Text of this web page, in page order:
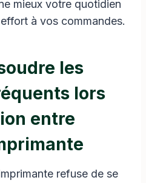
mieux votre quotidien
à vos commandes.
les
lors
entre
refuse de se